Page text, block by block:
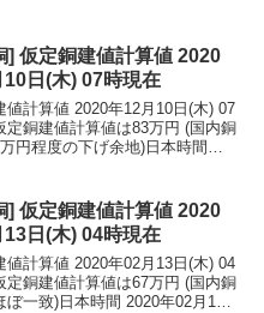
] 仮定銅建値計算値 2020
10日(木) 07時現在
値計算値 2020年12月10日(木) 07
定銅建値計算値は83万円 (国内銅
円程度の下げ余地)日本時間
] 仮定銅建値計算値 2020
13日(木) 04時現在
値計算値 2020年02月13日(木) 04
定銅建値計算値は67万円 (国内銅
ぼ一致)日本時間 2020年02月13